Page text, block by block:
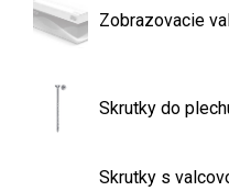
Zobrazovacie
Skrutky do
Skrutky s